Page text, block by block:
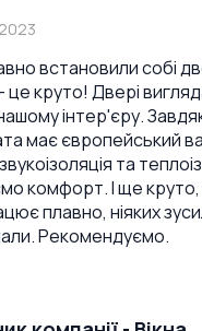
встановили собі
круто! Двері
інтер'єру.
має європейський
та
комфорт. І ще
плавно, ніяких
Рекомендуємо.